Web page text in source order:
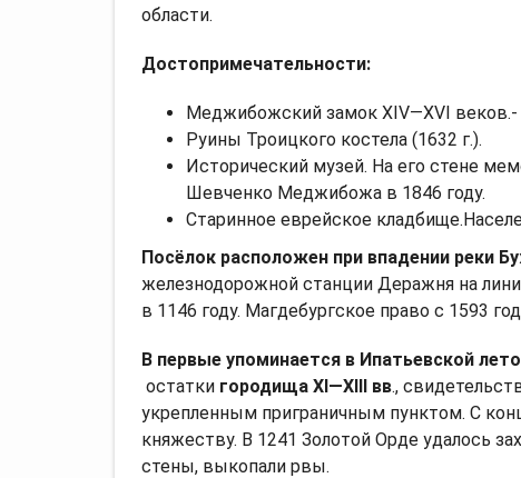
области.
Достопримечательности:
Меджибожский замок XIV—XVI веков.-
Руины Троицкого костела (1632 г.).
Исторический музей. На его стене
Шевченко Меджибожа в 1846 году.
Старинное еврейское
Посёлок расположен при впадении реки
железнодорожной станции Деражня на
в 1146 году. Магдебургское право с 1593
В первые упоминается в Ипатьевской
остатки городища XI—XIII вв.,
укрепленным приграничным пунктом. С
княжеству. В 1241 Золотой Орде удалось
стены, выкопали рвы.